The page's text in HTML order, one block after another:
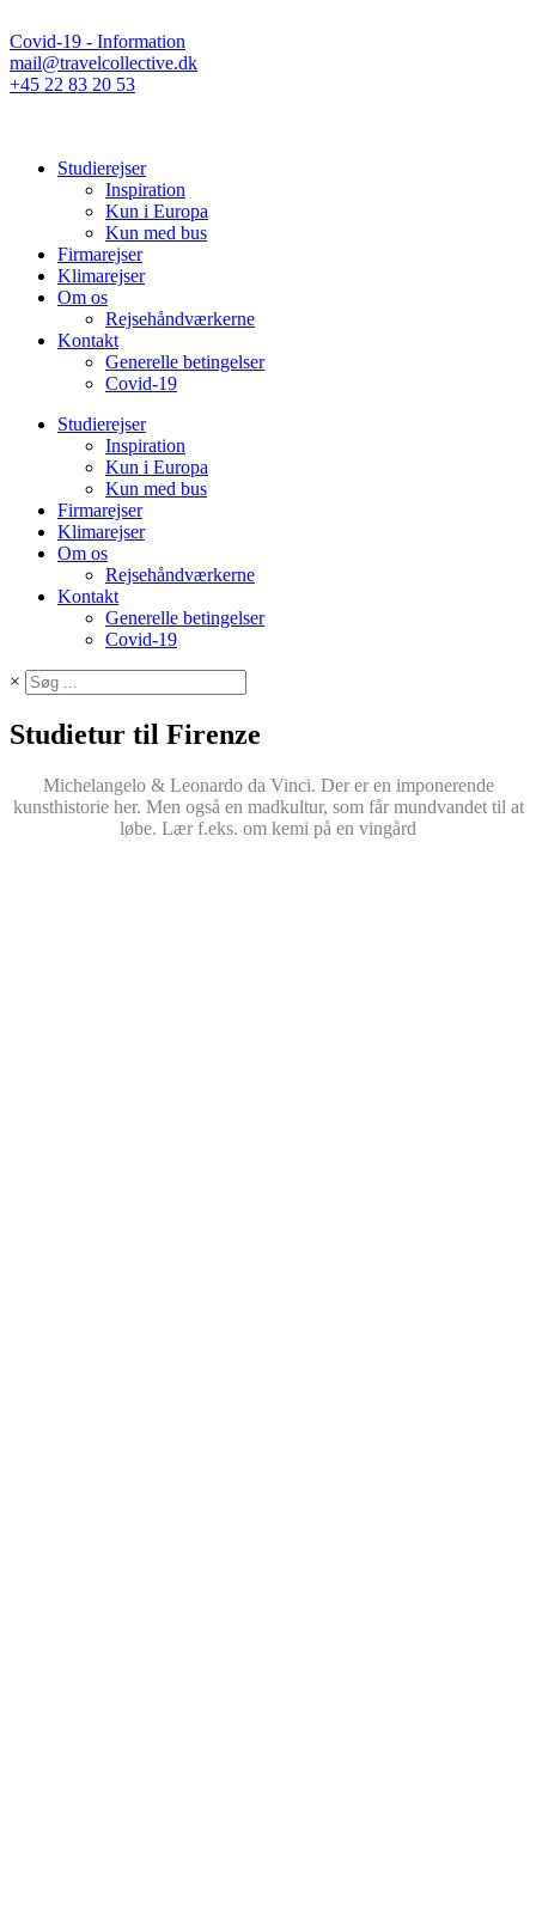
Covid-19 - Information
mail@travelcollective.dk
+45 22 83 20 53
Studierejser
Inspiration
Kun i Europa
Kun med bus
Firmarejser
Klimarejser
Om os
Rejsehåndværkerne
Kontakt
Generelle betingelser
Covid-19
Studierejser
Inspiration
Kun i Europa
Kun med bus
Firmarejser
Klimarejser
Om os
Rejsehåndværkerne
Kontakt
Generelle betingelser
Covid-19
×
Studietur til Firenze
Michelangelo & Leonardo da Vinci. Der er en imponerende
kunsthistorie her. Men også en madkultur, som får mundvandet til at
løbe. Lær f.eks. om kemi på en vingård